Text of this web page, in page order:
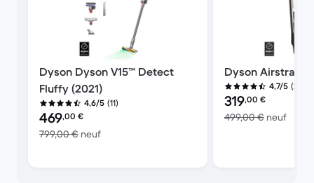
Dyson Dyson V15™ Detect
Fluffy (2021)
4,6/5 (11)
Prix reconditionné :
469,00 €
799,00 € neufcontre 799,00 € neuf
Dyson Airstrait™
4,7/5 (244)
Prix reconditionné :
319,00 €
499,00 € neuf